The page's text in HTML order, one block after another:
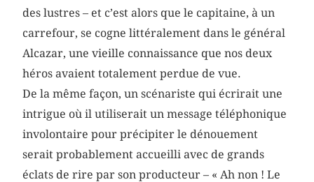
des lustres – et c’est alors que le capitaine, à un
carrefour, se cogne littéralement dans le général
Alcazar, une vieille connaissance que nos deux
héros avaient totalement perdue de vue.
De la même façon, un scénariste qui écrirait une
intrigue où il utiliserait un message téléphonique
involontaire pour précipiter le dénouement
serait probablement accueilli avec de grands
éclats de rire par son producteur – « Ah non ! Le